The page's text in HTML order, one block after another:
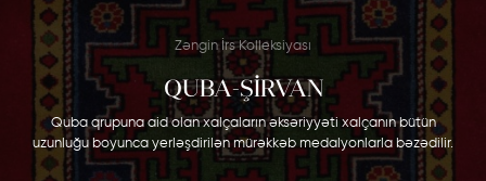
Zəngin İrs Kolleksiyası
QUBA-ŞİRVAN
Quba qrupuna aid olan xalçaların əksəriyyəti xalçanın bütün
uzunluğu boyunca yerləşdirilən mürəkkəb medalyonlarla bəzədilir.